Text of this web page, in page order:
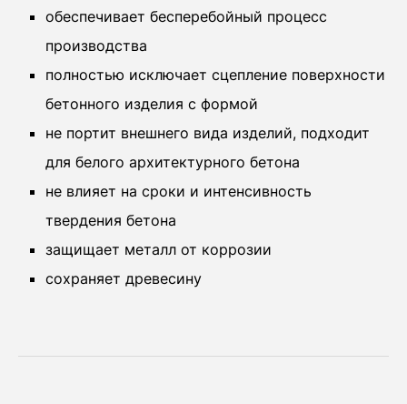
обеспечивает бесперебойный процесс
производства
полностью исключает сцепление поверхности
бетонного изделия с формой
не портит внешнего вида изделий, подходит
для белого архитектурного бетона
не влияет на сроки и интенсивность
твердения бетона
защищает металл от коррозии
сохраняет древесину